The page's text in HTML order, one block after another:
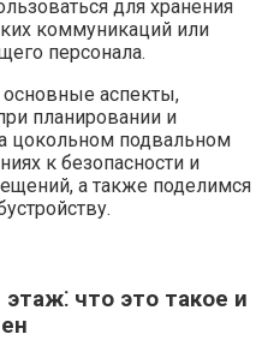
для хранения
коммуникаций или
персонала.​
аспекты,
планировании и
цокольном подвальном
к безопасности и
а также поделимся
что это такое и